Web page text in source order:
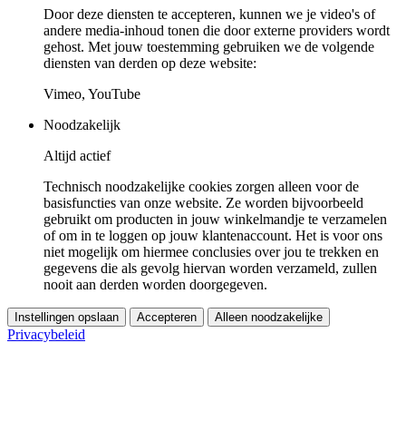
Door deze diensten te accepteren, kunnen we je video's of
andere media-inhoud tonen die door externe providers wordt
gehost. Met jouw toestemming gebruiken we de volgende
diensten van derden op deze website:
Vimeo, YouTube
Noodzakelijk
Altijd actief
Technisch noodzakelijke cookies zorgen alleen voor de
basisfuncties van onze website. Ze worden bijvoorbeeld
gebruikt om producten in jouw winkelmandje te verzamelen
of om in te loggen op jouw klantenaccount. Het is voor ons
niet mogelijk om hiermee conclusies over jou te trekken en
gegevens die als gevolg hiervan worden verzameld, zullen
nooit aan derden worden doorgegeven.
Instellingen opslaan Accepteren Alleen noodzakelijke
Privacybeleid